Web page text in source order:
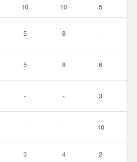
10 10 5
5 8 -
5 8 6
- - 3
- - 10
3 4 2